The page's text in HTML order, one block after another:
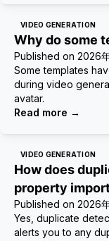
VIDEO GENERATION
Why do some
Published on 2026
Some templates
during video
avatar.
Read more →
VIDEO GENERATION
How does
property
Published on 2026
Yes, duplicate
alerts you to any